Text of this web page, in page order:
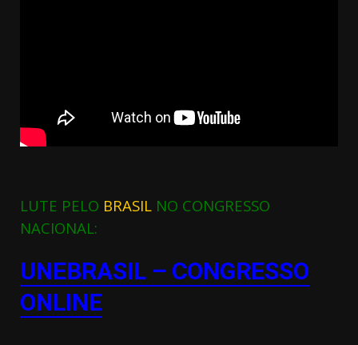
LUTE PELO BRASIL NO CONGRESSO
NACIONAL:
UNEBRASIL – CONGRESSO
ONLINE